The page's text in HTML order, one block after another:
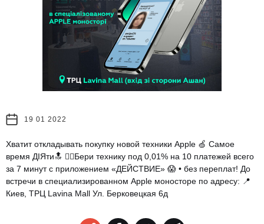
19 01 2022
Хватит откладывать покупку новой техники Apple 🍏 Самое
время ДІЯти🔝 👉🏻Бери технику под 0,01% на 10 платежей всего
за 7 минут с приложением «ДЕЙСТВИЕ» 😱 • без переплат! До
встречи в специализированном Apple моносторе по адресу: 📍
Киев, ТРЦ Lavina Mall Ул. Берковецкая 6д